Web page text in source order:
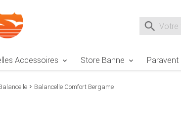
Suche nach
Accessoires Store Banne Paravent
Balancelle Comfort Bergame